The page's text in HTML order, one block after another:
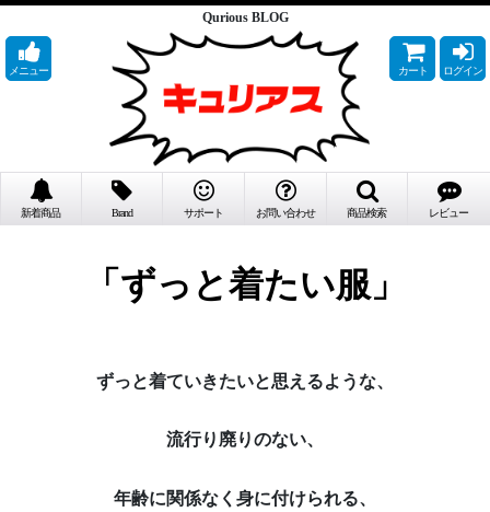
Qurious BLOG
「ずっと着たい服」
ずっと着ていきたいと思えるような、
流行り廃りのない、
年齢に関係なく身に付けられる、
メニュー カート ログイン
新着商品 Brand サポート お問い合わせ 商品検索 レビュー